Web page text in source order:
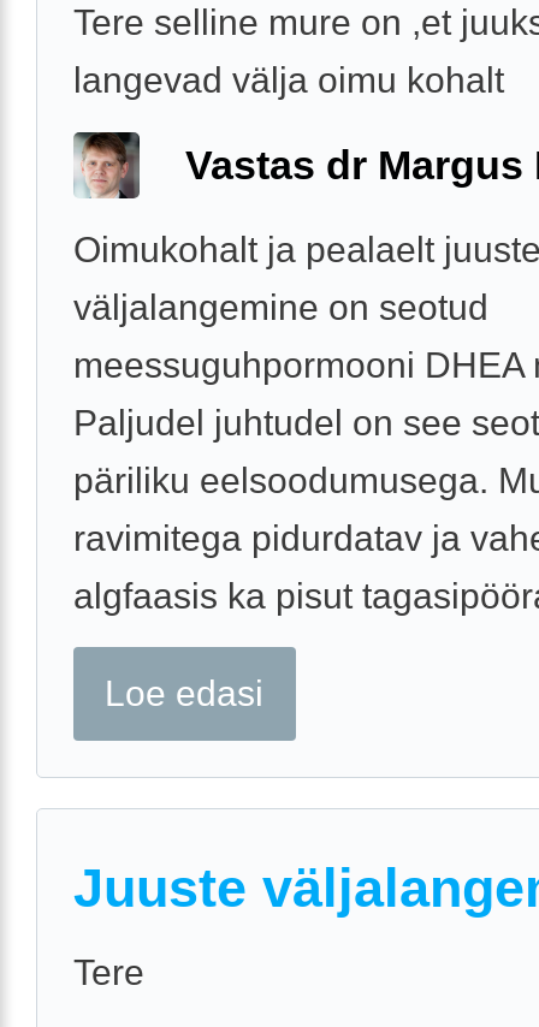
Tere selline mure on ,et
langevad välja oimu kohalt
Vastas dr Margus
Oimukohalt ja pealaelt
väljalangemine on seotud
meessuguhpormooni DHEA
Paljudel juhtudel on see
päriliku eelsoodumusega.
ravimitega pidurdatav ja
algfaasis ka pisut
Loe edasi
Juuste
Tere